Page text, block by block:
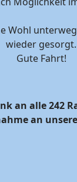
Wohl
wieder gesorgt.
Gute Fahrt!
an alle 242
an